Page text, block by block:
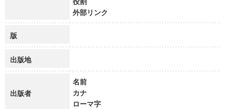
外部リンク
版
出版地
出版者
名前
カナ
ローマ字